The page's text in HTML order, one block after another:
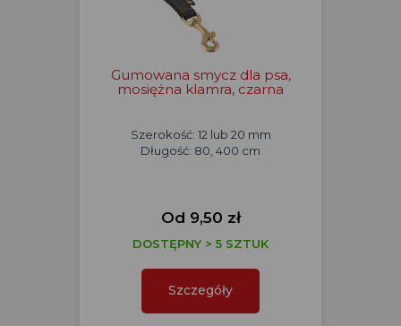
Gumowana smycz dla psa,
mosiężna klamra, czarna
Szerokość: 12 lub 20 mm
Długość: 80, 400 cm
Od 9,50 zł
DOSTĘPNY > 5 SZTUK
Szczegóły